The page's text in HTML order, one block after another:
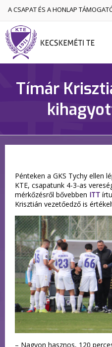
A CSAPAT ÉS A HONLAP
Tímár
Pénteken a GKS Tychy ellen
KTE, csapatunk 4-3-as
mérkőzésről bővebben ITT
Krisztián vezetőedző is
– Nagyon hasznos, 120